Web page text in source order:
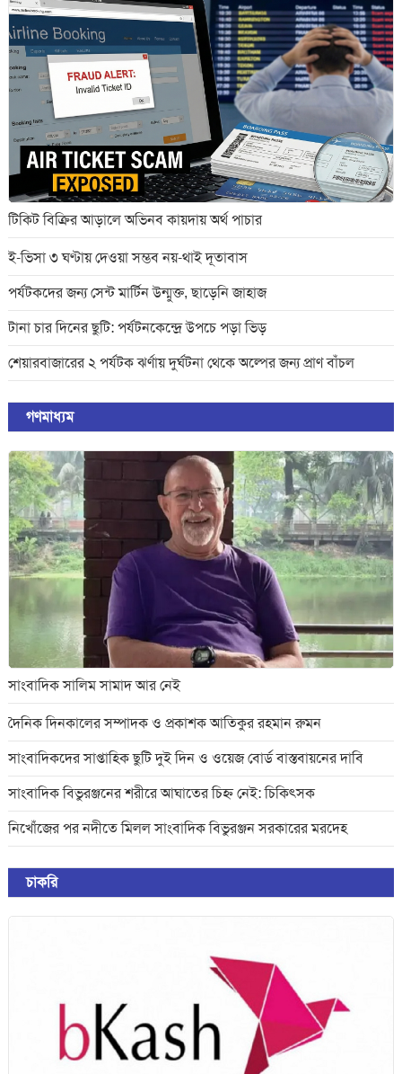
টিকিট বিক্রির আড়ালে অভিনব কায়দায় অর্থ পাচার
ই-ভিসা ৩ ঘণ্টায় দেওয়া সম্ভব নয়-থাই দূতাবাস
পর্যটকদের জন্য সেন্ট মার্টিন উন্মুক্ত, ছাড়েনি জাহাজ
টানা চার দিনের ছুটি: পর্যটনকেন্দ্রে উপচে পড়া ভিড়
শেয়ারবাজারের ২ পর্যটক ঝর্ণায় দুর্ঘটনা থেকে অল্পের জন্য প্রাণ বাঁচল
গণমাধ্যম
সাংবাদিক সালিম সামাদ আর নেই
দৈনিক দিনকালের সম্পাদক ও প্রকাশক আতিকুর রহমান রুমন
সাংবাদিকদের সাপ্তাহিক ছুটি দুই দিন ও ওয়েজ বোর্ড বাস্তবায়নের দাবি
সাংবাদিক বিভুরঞ্জনের শরীরে আঘাতের চিহ্ন নেই: চিকিৎসক
নিখোঁজের পর নদীতে মিলল সাংবাদিক বিভুরঞ্জন সরকারের মরদেহ
চাকরি